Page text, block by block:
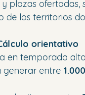
plazas ofertadas,
de los territorios
orientativo
en temporada
generar entre